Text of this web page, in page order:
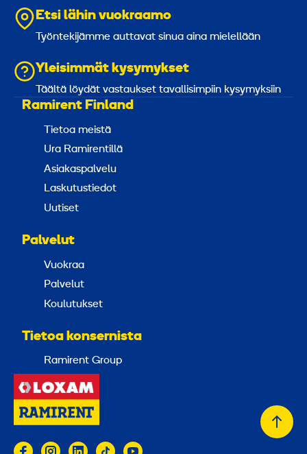
Etsi lähin vuokraamo
Työntekijämme auttavat sinua aina mielellään
Yleisimmät kysymykset
Täältä löydät vastaukset tavallisimpiin kysymyksiin
Ramirent Finland
Tietoa meistä
Ura Ramirentillä
Asiakaspalvelu
Laskutustiedot
Uutiset
Palvelut
Vuokraa
Palvelut
Koulutukset
Tietoa konsernista
Ramirent Group